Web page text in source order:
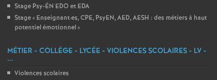
Stage Psy-ÉN EDO et EDA
Stage « Enseignant·es, CPE, PsyEN, AED, AESH : des métiers à haut
potentiel émotionnel»
MÉTIER - COLLÈGE - LYCÉE - VIOLENCES SCOLAIRES - LV -
...
Violences scolaires